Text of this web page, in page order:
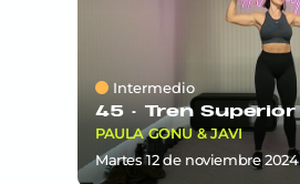
Intermedio
45 · Tren Superior
PAULA GONU & JAVI
martes 12de noviembre 2024